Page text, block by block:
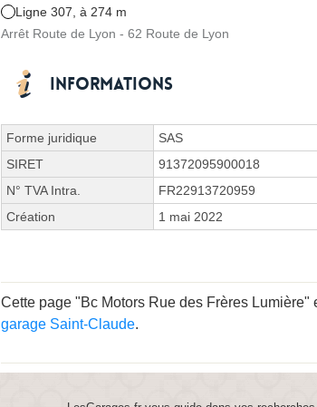
Ligne 307, à 274 m
Arrêt Route de Lyon - 62 Route de Lyon
Informations
Forme juridique
SAS
SIRET
91372095900018
N° TVA Intra.
FR22913720959
Création
1 mai 2022
Cette page "Bc Motors Rue des Frères
garage Saint-Claude.